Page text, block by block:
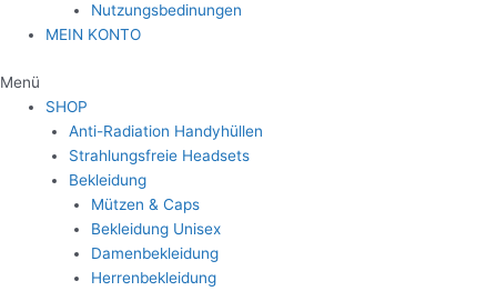
Nutzungsbedinungen
MEIN KONTO
Menü
SHOP
Anti-Radiation Handyhüllen
Strahlungsfreie Headsets
Bekleidung
Mützen & Caps
Bekleidung Unisex
Damenbekleidung
Herrenbekleidung